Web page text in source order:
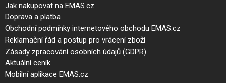
Jak nakupovat na EMAS.cz
Doprava a platba
Obchodní podmínky internetového obchodu EMAS.cz
Reklamační řád a postup pro vrácení zboží
Zásady zpracování osobních údajů (GDPR)
Aktuální ceník
Mobilní aplikace EMAS.cz